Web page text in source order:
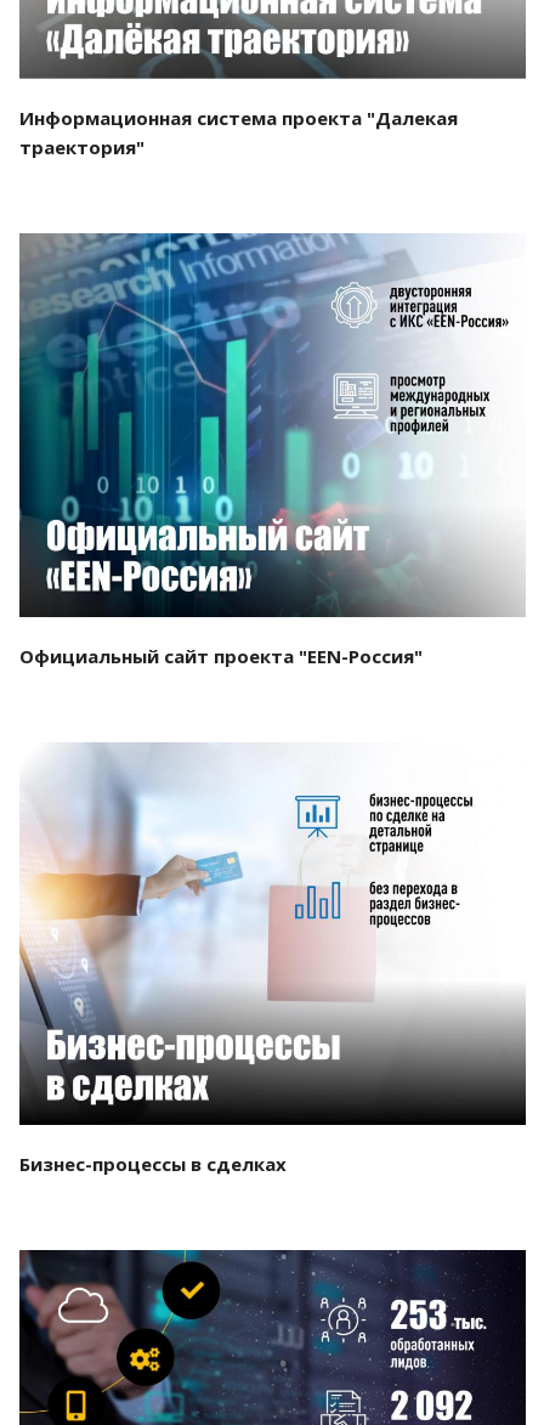
Информационная система проекта "Далекая
траектория"
Смотреть проект
Официальный сайт проекта "EEN-Россия"
Бизнес-процессы в сделках